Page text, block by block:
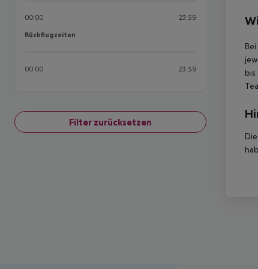
00:00 23:59
Rückflugzeiten
Rückflugzeiten
00:00 23:59
Filter zurücksetzen
bis